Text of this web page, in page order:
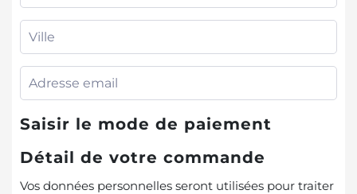
Saisir le mode de paiement
Détail de votre commande
Vos données personnelles seront utilisées pour traiter